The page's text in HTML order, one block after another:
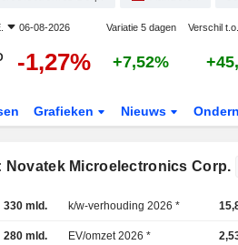
06-08-2026 Variatie 5 dagen Verschil
-1,27% +7,52%
Grafieken Nieuws
Novatek Microelectronics Corp.
330 mld. k/w-verhouding 2026 *
280 mld. EV/omzet 2026 *